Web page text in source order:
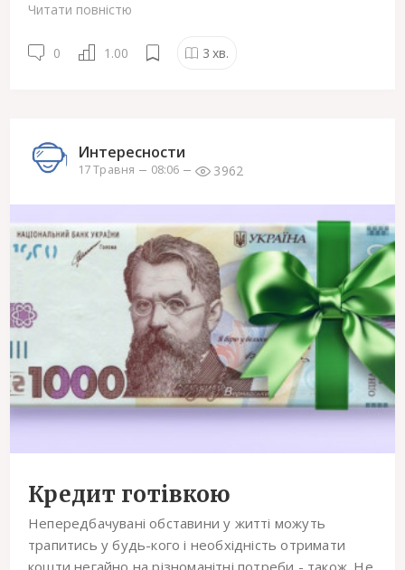
Читати повністю
0 1.00 3 хв.
Интересности
17 Травня 08:06 3962
Кредит готівкою
Непередбачувані обставини у житті можуть
трапитись у будь-кого і необхідність отримати